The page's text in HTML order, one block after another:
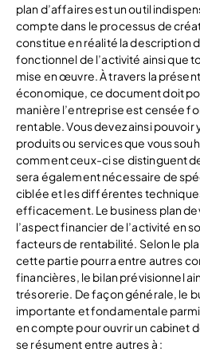
plan d’affaires est un outil
compte dans le processus de
constitue en réalité la description
fonctionnel de l’activité ainsi que
mise en œuvre. À travers la
économique, ce document doit
manière l’entreprise est censée
rentable. Vous devez ainsi
produits ou services que vous
comment ceux-ci se distinguent
sera également nécessaire de
ciblée et les différentes
efficacement. Le business plan
l’aspect financier de l’activité en
facteurs de rentabilité. Selon le
cette partie pourra entre autres
financières, le bilan prévisionnel
trésorerie. De façon générale, le
importante et fondamentale
en compte pour ouvrir un cabinet
se résument entre autres à :